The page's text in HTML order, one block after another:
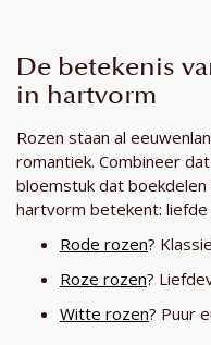
De betekenis
in hartvorm
Rozen staan al
romantiek. Combineer
bloemstuk dat
hartvorm betekent:
Rode rozen?
Roze rozen?
Witte rozen? Puur